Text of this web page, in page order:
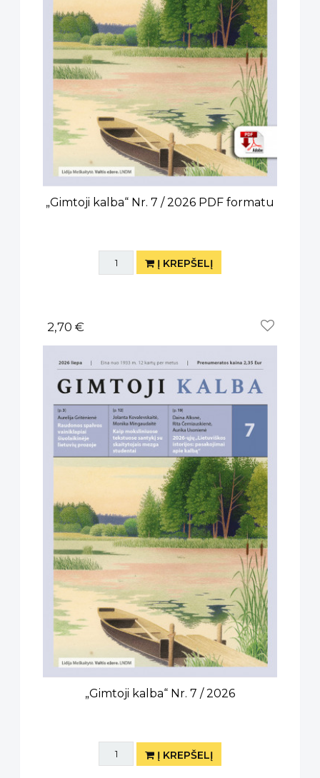
„Gimtoji kalba“ Nr. 7 / 2026 PDF formatu
Į KREPŠELĮ
2,70 €
„Gimtoji kalba“ Nr. 7 / 2026
Į KREPŠELĮ